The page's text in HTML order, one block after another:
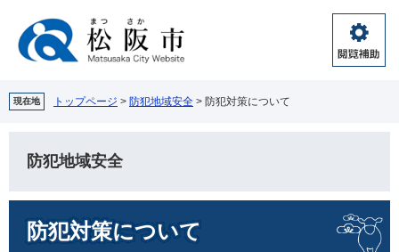
閲
覧
現在地 トップページ > 防犯地域安全 > 防犯対策について
防犯地域安全
防犯対策について